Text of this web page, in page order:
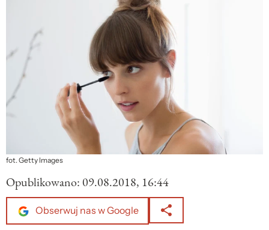
fot. Getty Images
Opublikowano: 09.08.2018, 16:44
Obserwuj nas w Google